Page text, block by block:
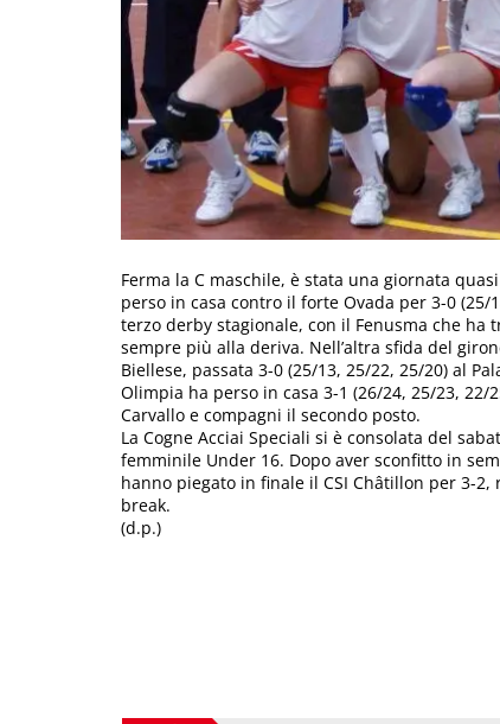
Ferma la C maschile, è stata una giornata
perso in casa contro il forte Ovada per 3-0 (25/
terzo derby stagionale, con il Fenusma che ha
sempre più alla deriva. Nell’altra sfida del
Biellese, passata 3-0 (25/13, 25/22, 25/20) al
Olimpia ha perso in casa 3-1 (26/24, 25/23,
Carvallo e compagni il secondo posto.
La Cogne Acciai Speciali si è consolata del
femminile Under 16. Dopo aver sconfitto in
hanno piegato in finale il CSI Châtillon per 3-
break.
(d.p.)